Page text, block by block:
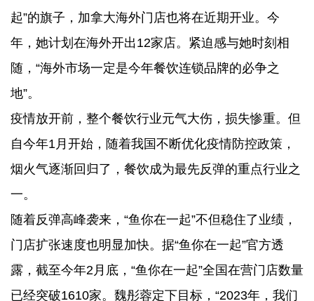
起”的旗子，加拿大海外门店也将在近期开业。今
年，她计划在海外开出12家店。紧迫感与她时刻相
随，“海外市场一定是今年餐饮连锁品牌的必争之
地”。
疫情放开前，整个餐饮行业元气大伤，损失惨重。但
自今年1月开始，随着我国不断优化疫情防控政策，
烟火气逐渐回归了，餐饮成为最先反弹的重点行业之
一。
随着反弹高峰袭来，“鱼你在一起”不但稳住了业绩，
门店扩张速度也明显加快。据“鱼你在一起”官方透
露，截至今年2月底，“鱼你在一起”全国在营门店数量
已经突破1610家。魏彤蓉定下目标，“2023年，我们